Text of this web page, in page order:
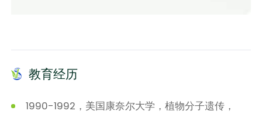
教育经历
1990-1992，美国康奈尔大学，植物分子遗传，